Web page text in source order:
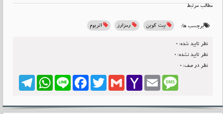
مطالب مرتبط
برچسب ها: بیت کوین رمزارز اتریوم
نظر تایید شده:0
نظر تایید نشده:0
نظر در صف:0
TelegramWhatsApp LineFacebook Twitter Gmail
Yahoo
Email Message